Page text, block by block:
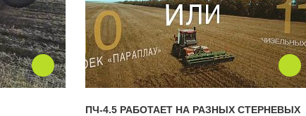
ПЧ-4.5 РАБОТАЕТ НА РАЗНЫХ СТЕРНЕВЫХ